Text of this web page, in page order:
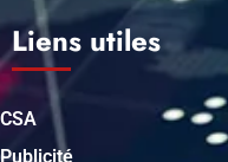
Liens utiles
CSA
Publicité